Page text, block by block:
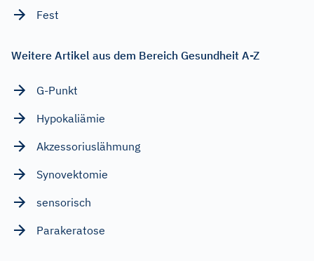
Fest
Weitere Artikel aus dem Bereich Gesundheit A-Z
G-Punkt
Hypokaliämie
Akzessoriuslähmung
Synovektomie
sensorisch
Parakeratose